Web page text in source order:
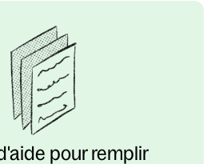
pour remplir